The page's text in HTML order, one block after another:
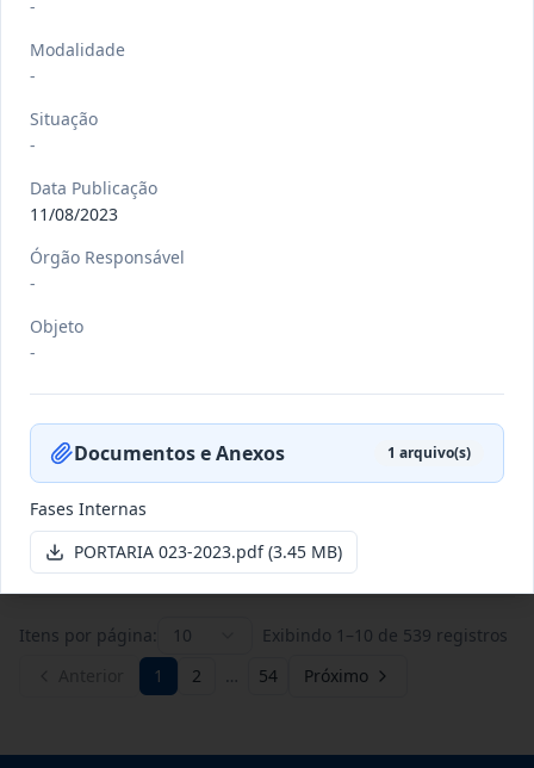
-
-/- DEC nº 079/2026
Data:21/07/2026 Ver detalhes
Itens por página: 10 Exibindo 1 –10 de 539 registros
1 2 … 54 Próximo
-
Modalidade
-
Situação
-
Data Publicação
11/08/2023
Órgão Responsável
-
Objeto
-
Documentos e Anexos 1 arquivo(s)
Fases Internas
PORTARIA 023-2023.pdf(3.45 MB)